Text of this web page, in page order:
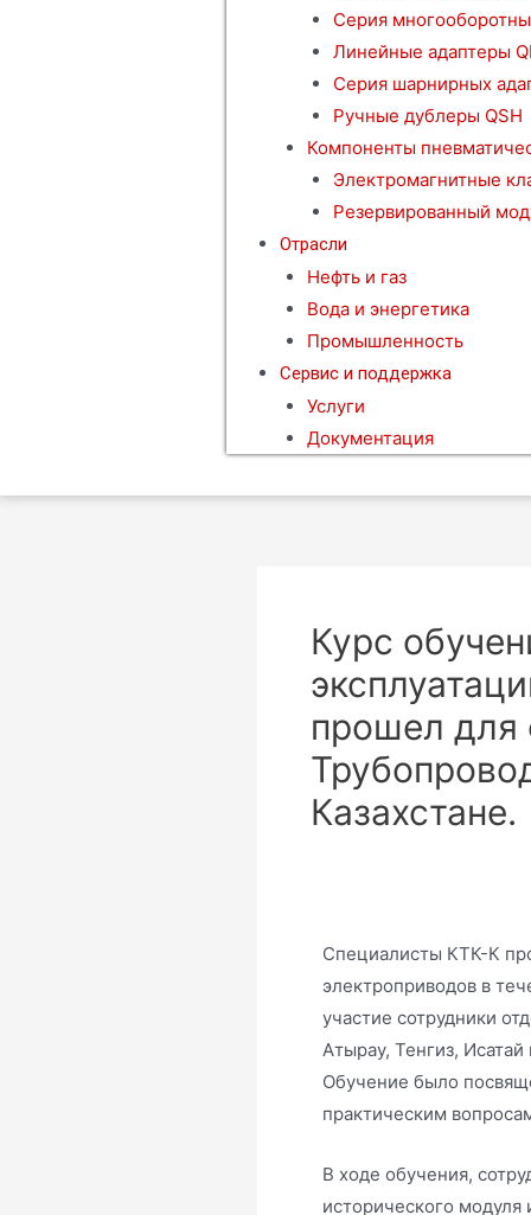
Серия
Линейные адаптеры
Серия шарнирных
Ручные дублеры QSH
Компоненты
Электромагнитные
Резервированный
Отрасли
Нефть и газ
Вода и энергетика
Промышленность
Сервис и поддержка
Услуги
Документация
Курс
прошел для
Казахстане.
Специалисты КТК-К
электроприводов в
участие сотрудники
Атырау, Тенгиз,
Обучение было
практическим
В ходе обучения,
исторического